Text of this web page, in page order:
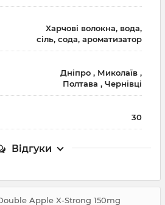
Харчові волокна, вода,
сіль, сода, ароматизатор
Дніпро , Миколаїв ,
Полтава , Чернівці
30
Відгуки
Apple X-Strong 150mg